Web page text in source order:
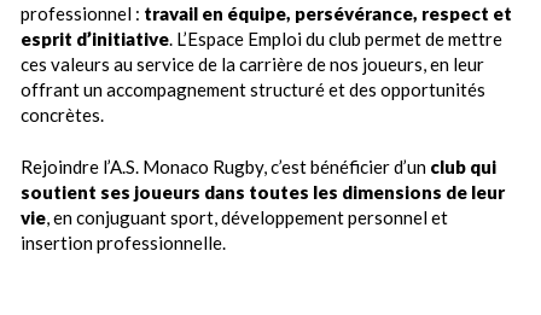
professionnel : travail en équipe, persévérance, respect et
esprit d’initiative. L’Espace Emploi du club permet de mettre
ces valeurs au service de la carrière de nos joueurs, en leur
offrant un accompagnement structuré et des opportunités
concrètes.
Rejoindre l’A.S. Monaco Rugby, c’est bénéficier d’un club qui
soutient ses joueurs dans toutes les dimensions de leur
vie, en conjuguant sport, développement personnel et
insertion professionnelle.